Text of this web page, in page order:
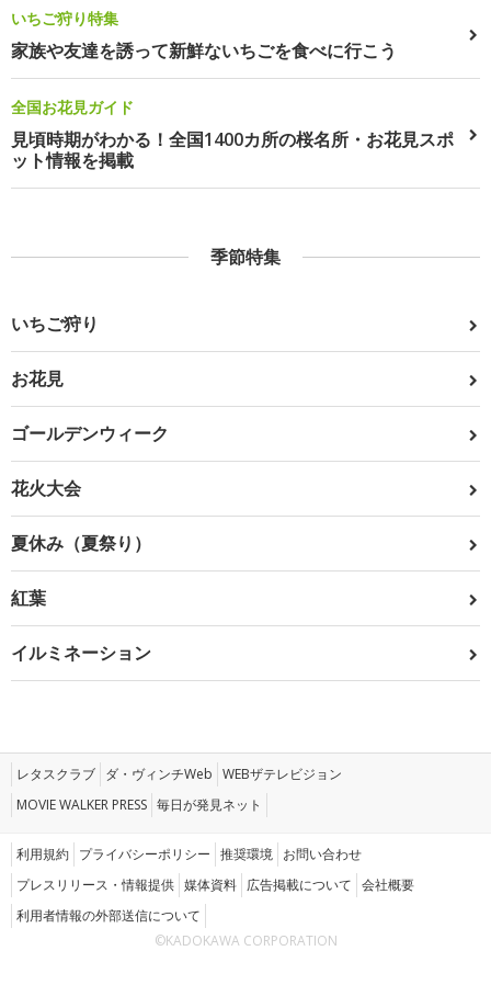
いちご狩り特集
家族や友達を誘って新鮮ないちごを食べに行こう
全国お花見ガイド
見頃時期がわかる！全国1400カ所の桜名所・お花見スポ
ット情報を掲載
季節特集
いちご狩り
お花見
ゴールデンウィーク
花火大会
夏休み（夏祭り）
紅葉
イルミネーション
レタスクラブ ダ・ヴィンチWeb WEBザテレビジョン
MOVIE WALKER PRESS 毎日が発見ネット
利用規約 プライバシーポリシー 推奨環境 お問い合わせ
プレスリリース・情報提供 媒体資料 広告掲載について 会社概要
利用者情報の外部送信について
©KADOKAWA CORPORATION